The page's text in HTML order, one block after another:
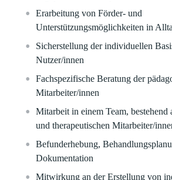
Erarbeitung von Förder- und
Unterstützungsmöglichkeiten in
Sicherstellung der individuellen
Nutzer/innen
Fachspezifische Beratung der
Mitarbeiter/innen
Mitarbeit in einem Team, bestehend
und therapeutischen Mitarbeiter/
Befunderhebung,
Dokumentation
Mitwirkung an der Erstellung von